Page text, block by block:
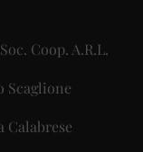
Coop. A.R.L.
Scaglione
Calabrese